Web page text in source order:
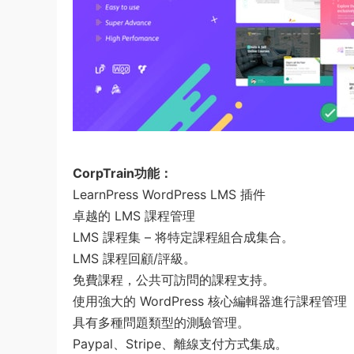
CorpTrain功能：
LearnPress WordPress LMS 插件
卓越的 LMS 課程管理
LMS 課程集 – 将特定課程組合成集合。
LMS 課程回顧/評級。
免費課程，公共可訪問的課程支持。
使用強大的 WordPress 核心編輯器進行課程管理
具有多種問題類型的測驗管理。
Paypal、Stripe、離線支付方式集成。